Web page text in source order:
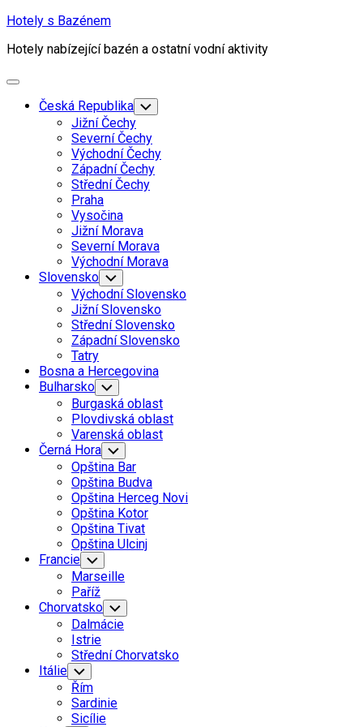
Skip
content
Hotely s Bazénem
Hotely nabízející bazén a ostatní vodní aktivity
Expand
Česká Republika Toggle
Child
Menu
Jižní Čechy
Severní Čechy
Východní Čechy
Západní Čechy
Střední Čechy
Praha
Vysočina
Jižní Morava
Severní Morava
Východní Morava
Slovensko Toggle
Child
Menu
Východní Slovensko
Jižní Slovensko
Střední Slovensko
Západní Slovensko
Tatry
Bosna a Hercegovina
Current
Page
Parent
Bulharsko Toggle
Child
Menu
Current
Page
Parent
Burgaská oblast
Plovdivská oblast
Varenská oblast
Černá Hora Toggle
Child
Menu
Opština Bar
Opština Budva
Opština Herceg Novi
Opština Kotor
Opština Tivat
Opština Ulcinj
Francie Toggle
Child
Menu
Marseille
Paříž
Chorvatsko Toggle
Child
Menu
Dalmácie
Istrie
Střední Chorvatsko
Itálie Toggle
Child
Menu
Řím
Sardinie
Sicílie